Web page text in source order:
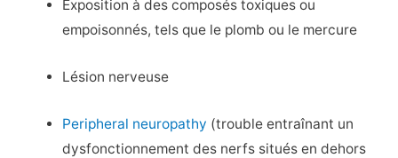
Exposition à des composés toxiques ou
empoisonnés, tels que le plomb ou le mercure
Lésion nerveuse
Peripheral neuropathy (trouble entraînant un
dysfonctionnement des nerfs situés en dehors